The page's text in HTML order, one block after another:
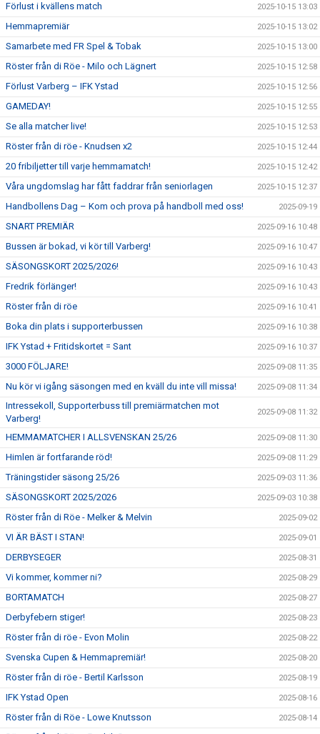
Förlust i kvällens match 2025-10-15 13:03
Hemmapremiär 2025-10-15 13:02
Samarbete med FR Spel & Tobak 2025-10-15 13:00
Röster från di Röe - Milo och Lägnert 2025-10-15 12:58
Förlust Varberg – IFK Ystad 2025-10-15 12:56
GAMEDAY! 2025-10-15 12:55
Se alla matcher live! 2025-10-15 12:53
Röster från di röe - Knudsen x2 2025-10-15 12:44
20 fribiljetter till varje hemmamatch! 2025-10-15 12:42
Våra ungdomslag har fått faddrar från seniorlagen 2025-10-15 12:37
Handbollens Dag – Kom och prova på handboll med oss! 2025-09-19
SNART PREMIÄR 2025-09-16 10:48
Bussen är bokad, vi kör till Varberg! 2025-09-16 10:47
SÄSONGSKORT 2025/2026! 2025-09-16 10:43
Fredrik förlänger! 2025-09-16 10:43
Röster från di röe 2025-09-16 10:41
Boka din plats i supporterbussen 2025-09-16 10:38
IFK Ystad + Fritidskortet = Sant 2025-09-16 10:37
3000 FÖLJARE! 2025-09-08 11:35
Nu kör vi igång säsongen med en kväll du inte vill missa! 2025-09-08 11:34
Intressekoll, Supporterbuss till premiärmatchen mot
Varberg!
2025-09-08 11:32
HEMMAMATCHER I ALLSVENSKAN 25/26 2025-09-08 11:30
Himlen är fortfarande röd! 2025-09-08 11:29
Träningstider säsong 25/26 2025-09-03 11:36
SÄSONGSKORT 2025/2026 2025-09-03 10:38
Röster från di Röe - Melker & Melvin 2025-09-02
VI ÄR BÄST I STAN! 2025-09-01
DERBYSEGER 2025-08-31
Vi kommer, kommer ni? 2025-08-29
BORTAMATCH 2025-08-27
Derbyfebern stiger! 2025-08-23
Röster från di röe - Evon Molin 2025-08-22
Svenska Cupen & Hemmapremiär! 2025-08-20
Röster från di röe - Bertil Karlsson 2025-08-19
IFK Ystad Open 2025-08-16
Röster från di Röe - Lowe Knutsson 2025-08-14